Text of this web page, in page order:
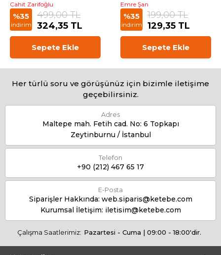
Cahit Zarifoğlu
%35
indirim
499,00 TL
324,35 TL
Sepete Ekle
Emre Şan
%35
indirim
199,00 TL
129,35 TL
Sepete Ekle
Her türlü soru ve görüşünüz için bizimle iletişime
geçebilirsiniz.
Adres
Maltepe mah. Fetih cad. No: 6 Topkapı
Zeytinburnu / İstanbul
Telefon
+90 (212) 467 65 17
E-Posta
Siparişler Hakkında: web.siparis@ketebe.com
Kurumsal İletişim: iletisim@ketebe.com
Çalışma Saatlerimiz: Pazartesi - Cuma | 09:00 - 18:00'dir.